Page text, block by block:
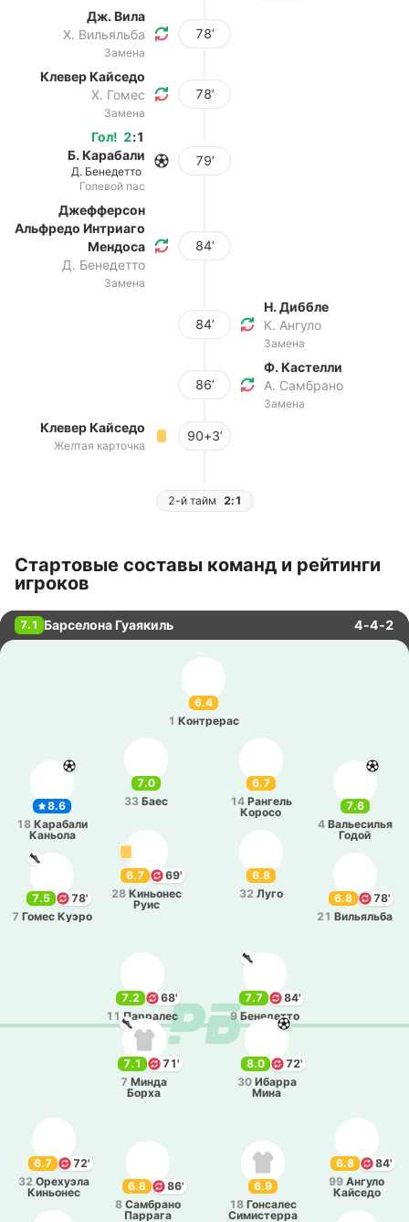
Дж. Вила
Х. Вильяльба
Замена
78’
Клевер Кайседо
Х. Гомес
Замена
78’
Гол! 2:1
Б. Карабали
Д. Бенедетто
Голевой пас
79’
Джефферсон
Альфредо Интриаго
Мендоса
Д. Бенедетто
Замена
84’
84’
Н. Диббле
К. Ангуло
Замена
86’
Ф. Кастелли
А. Самбрано
Замена
Клевер Кайседо
Желтая карточка
90+3’
2-й тайм 2:1
Стартовые составы команд и рейтинги
игроков
7.1 Барселона Гуаякиль 4-4-2
6.4
1 Ко­нтре­рас
7.0
33 Баес
7.6
4 Ва­лье­си­лья
Годой
6.7
14 Ра­нгель
Коросо
8.6
18 Ка­ра­ба­ли
Ка­ньо­ла
6.7
69'
28 Ки­ньо­нес
Руис
6.8
32 Луго 6.8
78'
21 Ви­лья­льба
7.5
78'
7 Гомес Куэро
7.2
68'
11 Па­рра­лес
Вера
7.7
84'
9 Бе­не­де­тто
6.8
86'
8 Са­мбра­но
Па­рра­га
6.7
72'
32 Оре­хуэ­ла
Ки­ньо­нес
6.8
84'
99 Ангуло
Кай­се­до
6.9
18 Го­нса­лес
Си­ми­сте­рра
7.1
71'
7 Минда
Борха
8.0
72'
30 Ибарра
Мина